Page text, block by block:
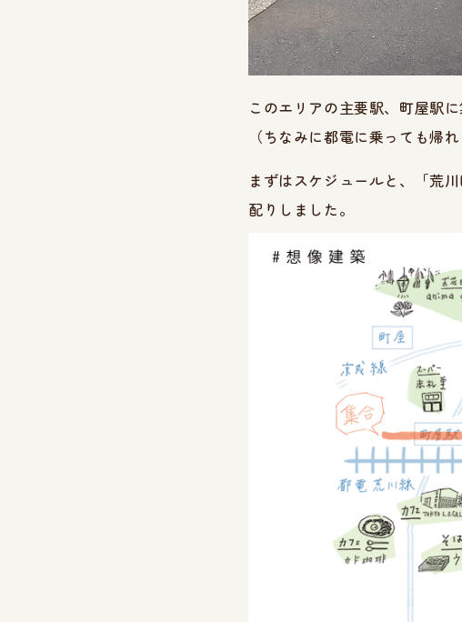
このエリアの主要駅、町屋駅
（ちなみに都電に乗っても帰れ
まずはスケジュールと、「荒
配りしました。